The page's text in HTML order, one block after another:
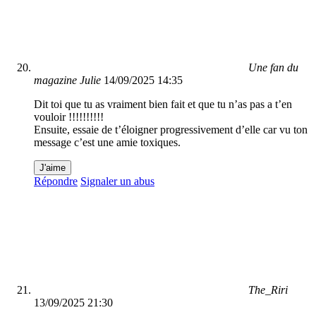
Une fan du
magazine Julie 14/09/2025 14:35
Dit toi que tu as vraiment bien fait et que tu n’as pas a t’en
vouloir !!!!!!!!!!
Ensuite, essaie de t’éloigner progressivement d’elle car vu ton
message c’est une amie toxiques.
J'aime
Répondre Signaler un abus
The_Riri
13/09/2025 21:30